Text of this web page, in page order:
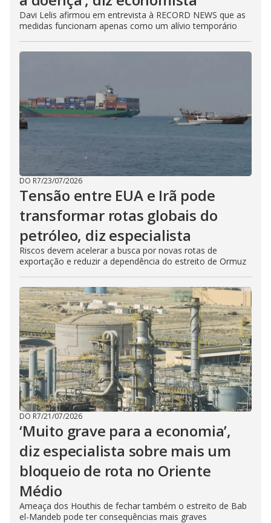
Davi Lelis afirmou em entrevista à RECORD NEWS que as
medidas funcionam apenas como um alívio temporário
DO R7/23/07/2026
Tensão entre EUA e Irã pode
transformar rotas globais do
petróleo, diz especialista
Riscos devem acelerar a busca por novas rotas de
exportação e reduzir a dependência do estreito de Ormuz
DO R7/21/07/2026
‘Muito grave para a economia’,
diz especialista sobre mais um
bloqueio de rota no Oriente
Médio
Ameaça dos Houthis de fechar também o estreito de Bab
el-Mandeb pode ter consequências mais graves